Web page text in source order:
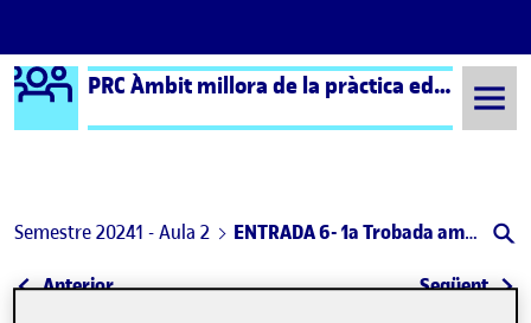
Saltar al contingut
Logo Ágora PRC Àmbit millora de la pràctica educativa (formal) – Aula 2
Semestre 20241 - Aula 2 ENTRADA 6- 1a Trobada amb el professorat. 20/11/2024
Navegació d'entrades
Anterior: Projecte d’intervenció Següent: 1ª